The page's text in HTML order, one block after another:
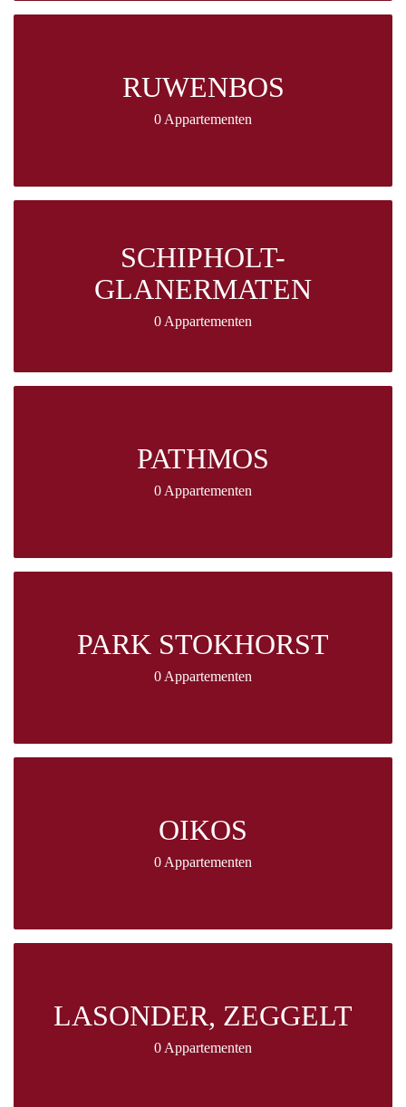
RUWENBOS
0 Appartementen
SCHIPHOLT-
GLANERMATEN
0 Appartementen
PATHMOS
0 Appartementen
PARK STOKHORST
0 Appartementen
OIKOS
0 Appartementen
LASONDER, ZEGGELT
0 Appartementen